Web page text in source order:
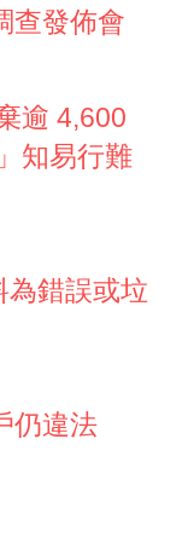
查發佈會
逾 4,600
知易行難
為錯誤或垃
仍違法